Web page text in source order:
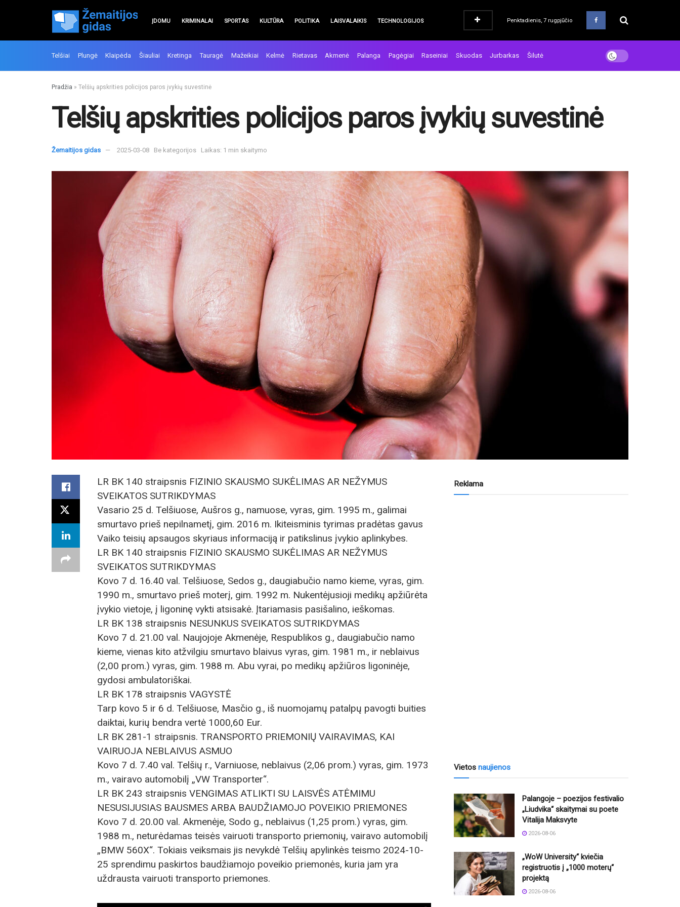
ĮDOMU KRIMINALAI SPORTAS KULTŪRA POLITIKA LAISVALAIKIS TECHNOLOGIJOS Penktadienis, 7 rugpjūčio
Telšiai Plungė Klaipėda Šiauliai Kretinga Tauragė Mažeikiai Kelmė Rietavas Akmenė Palanga Pagėgiai Raseiniai Skuodas Jurbarkas Šilutė
Pradžia » Telšių apskrities policijos paros įvykių suvestinė
Telšių apskrities policijos paros įvykių suvestinė
Žemaitijos gidas 2025-03-08 Be kategorijos Laikas: 1 min skaitymo
LR BK 140 straipsnis FIZINIO SKAUSMO SUKĖLIMAS AR NEŽYMUS
SVEIKATOS SUTRIKDYMAS
Vasario 25 d. Telšiuose, Aušros g., namuose, vyras, gim. 1995 m., galimai
smurtavo prieš nepilnametį, gim. 2016 m. Ikiteisminis tyrimas pradėtas gavus
Vaiko teisių apsaugos skyriaus informaciją ir patikslinus įvykio aplinkybes.
LR BK 140 straipsnis FIZINIO SKAUSMO SUKĖLIMAS AR NEŽYMUS
SVEIKATOS SUTRIKDYMAS
Kovo 7 d. 16.40 val. Telšiuose, Sedos g., daugiabučio namo kieme, vyras, gim.
1990 m., smurtavo prieš moterį, gim. 1992 m. Nukentėjusioji medikų apžiūrėta
įvykio vietoje, į ligoninę vykti atsisakė. Įtariamasis pasišalino, ieškomas.
LR BK 138 straipsnis NESUNKUS SVEIKATOS SUTRIKDYMAS
Kovo 7 d. 21.00 val. Naujojoje Akmenėje, Respublikos g., daugiabučio namo
kieme, vienas kito atžvilgiu smurtavo blaivus vyras, gim. 1981 m., ir neblaivus
(2,00 prom.) vyras, gim. 1988 m. Abu vyrai, po medikų apžiūros ligoninėje,
gydosi ambulatoriškai.
LR BK 178 straipsnis VAGYSTĖ
Tarp kovo 5 ir 6 d. Telšiuose, Masčio g., iš nuomojamų patalpų pavogti buities
daiktai, kurių bendra vertė 1000,60 Eur.
LR BK 281-1 straipsnis. TRANSPORTO PRIEMONIŲ VAIRAVIMAS, KAI
VAIRUOJA NEBLAIVUS ASMUO
Kovo 7 d. 7.40 val. Telšių r., Varniuose, neblaivus (2,06 prom.) vyras, gim. 1973
m., vairavo automobilį „VW Transporter“.
LR BK 243 straipsnis VENGIMAS ATLIKTI SU LAISVĖS ATĖMIMU
NESUSIJUSIAS BAUSMES ARBA BAUDŽIAMOJO POVEIKIO PRIEMONES
Kovo 7 d. 20.00 val. Akmenėje, Sodo g., neblaivus (1,25 prom.) vyras, gim.
1988 m., neturėdamas teisės vairuoti transporto priemonių, vairavo automobilį
„BMW 560X“. Tokiais veiksmais jis nevykdė Telšių apylinkės teismo 2024-10-
25 sprendimu paskirtos baudžiamojo poveikio priemonės, kuria jam yra
uždrausta vairuoti transporto priemones.
Reklama
Vietos naujienos
Palangoje – poezijos festivalio
„Liudvika“ skaitymai su poete
Vitalija Maksvyte
2026-08-06
„WoW University“ kviečia
registruotis į „1000 moterų“
projektą
2026-08-06